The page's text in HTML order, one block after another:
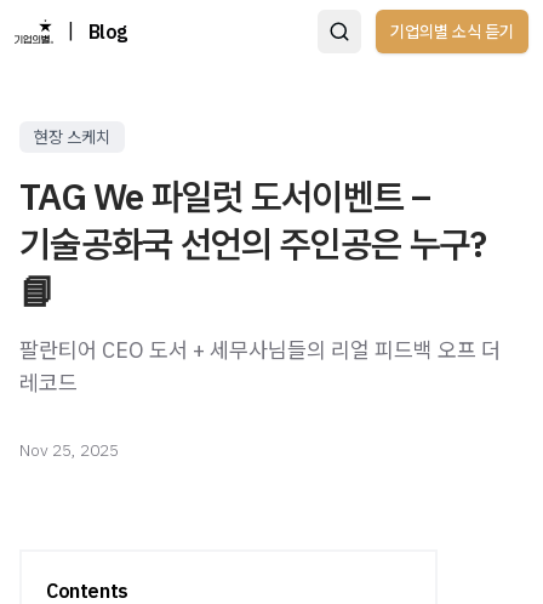
Blog 기업의별 소식 듣기
현장 스케치
TAG We 파일럿 도서이벤트 –
기술공화국 선언의 주인공은 누구?
📘
팔란티어 CEO 도서 + 세무사님들의 리얼 피드백 오프 더
레코드
Nov 25, 2025
Contents